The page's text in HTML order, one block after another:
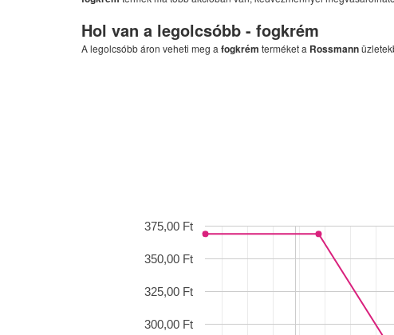
Hol van a legolcsóbb - fogkrém
A legolcsóbb áron veheti meg a fogkrém terméket a Rossmann
300,00 Ft
325,00 Ft
350,00 Ft
375,00 Ft